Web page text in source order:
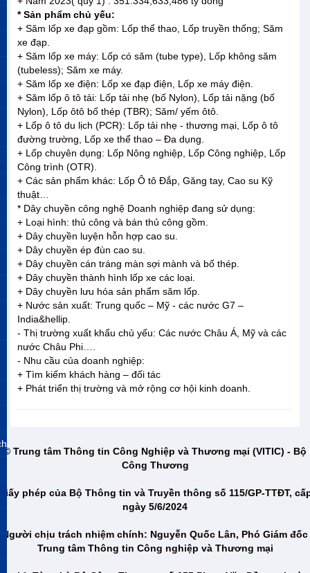
* Sản phẩm chủ yếu:
+ Săm lốp xe đạp gồm: Lốp thể thao, Lốp truyền thống; Săm
xe đạp.
+ Săm lốp xe máy: Lốp có săm (tube type), Lốp không săm
(tubeless); Săm xe máy.
+ Săm lốp xe điện: Lốp xe đạp điện, Lốp xe máy điện.
+ Săm lốp ô tô tải: Lốp tải nhẹ (bố Nylon), Lốp tải nặng (bố
Nylon), Lốp ôtô bố thép (TBR); Săm/ yếm ôtô.
+ Lốp ô tô du lịch (PCR): Lốp tải nhẹ - thương mại, Lốp ô tô
đường trường, Lốp xe thể thao – Đa dụng.
+ Lốp chuyên dụng: Lốp Nông nghiệp, Lốp Công nghiệp, Lốp
Công trình (OTR).
+ Các sản phẩm khác: Lốp Ô tô Đắp, Găng tay, Cao su Kỹ
thuật…
* Dây chuyền công nghệ Doanh nghiệp đang sử dụng:
+ Loại hình: thủ công và bán thủ công gồm.
+ Dây chuyền luyện hỗn hợp cao su.
+ Dây chuyền ép đùn cao su.
+ Dây chuyền cán tráng màn sợi mành và bố thép.
+ Dây chuyền thành hình lốp xe các loại.
+ Dây chuyền lưu hóa sản phẩm săm lốp.
+ Nước sản xuất: Trung quốc – Mỹ - các nước G7 –
India&hellip.
- Thị trường xuất khẩu chủ yếu: Các nước Châu Á, Mỹ và các
nước Châu Phi….
- Nhu cầu của doanh nghiệp:
+ Tìm kiếm khách hàng – đối tác
+ Phát triển thị trường và mở rộng cơ hội kinh doanh.
© Trung tâm Thông tin Công Nghiệp và Thương mại (VITIC) - Bộ
Công Thương
phép của Bộ Thông tin và Truyền thông số 115/GP-TTĐT,
ngày 5/6/2024
Người chịu trách nhiệm chính: Nguyễn Quốc Lân, Phó Giám đốc
Trung tâm Thông tin Công nghiệp và Thương mại